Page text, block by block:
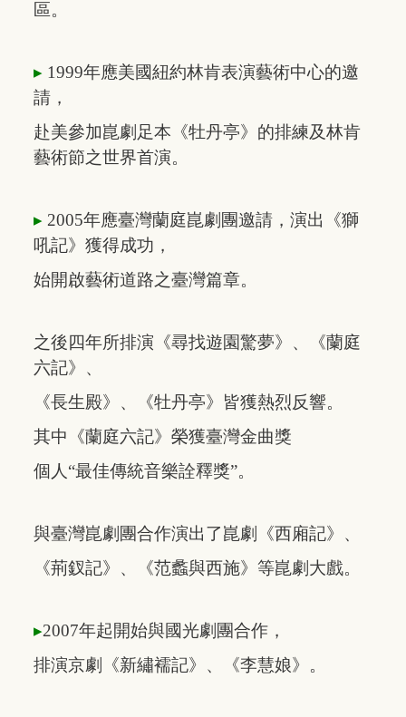
區。
▸ 1999年應美國紐約林肯表演藝術中心的邀
請 ，
赴美參加崑劇足本 《牡丹亭》 的排練及林肯
藝術節之世界首演。
▸ 2005年應臺灣蘭庭崑劇團邀請， 演出
《獅
吼記》 獲得成功，
始開啟藝術道路之臺灣篇章。
之後四年所排演《尋找遊園驚夢》、 《蘭庭
六記》、
《長生殿》 、 《牡丹亭》 皆獲熱烈反響。
其中 《蘭庭六記》榮獲臺灣金曲獎
個人“最佳傳統音樂詮釋獎”。
與臺灣崑劇團合作演出了崑劇《西廂記》、
《荊釵記》 、 《范蠡與西施》 等崑劇大戲。
▸2007年起開始與國光劇團合作，
排演京劇《新繡襦記》、 《李慧娘》。